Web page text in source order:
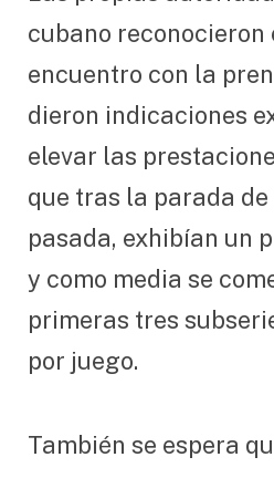
cubano reconocieron
encuentro con la
dieron indicaciones
elevar las
que tras la parada de
pasada, exhibían un
y como media se
primeras tres
por juego.
También se espera